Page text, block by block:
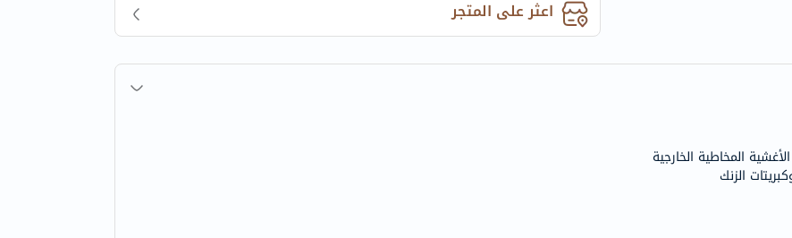
anua
theordinary
neocell
اعثر على المتجر
المخاطية الخارجية
الزنك